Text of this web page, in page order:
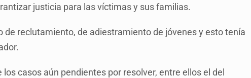
justicia para las víctimas y sus familias.
de reclutamiento, de adiestramiento de jóvenes y esto tenía
casos aún pendientes por resolver, entre ellos el del